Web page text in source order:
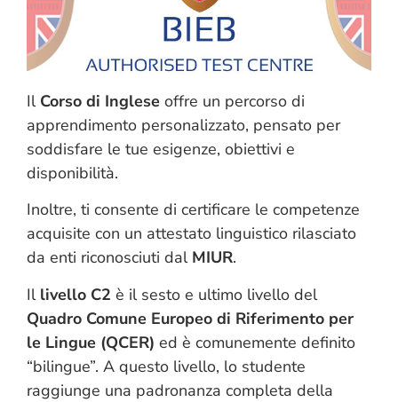
Il Corso di Inglese offre un percorso di
apprendimento personalizzato, pensato per
soddisfare le tue esigenze, obiettivi e
disponibilità.
Inoltre, ti consente di certificare le competenze
acquisite con un attestato linguistico rilasciato
da enti riconosciuti dal MIUR.
Il livello C2 è il sesto e ultimo livello del
Quadro Comune Europeo di Riferimento per
le Lingue (QCER) ed è comunemente definito
“bilingue”. A questo livello, lo studente
raggiunge una padronanza completa della